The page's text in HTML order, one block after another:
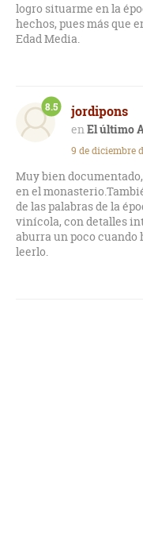
logro situarme en la
hechos, pues más que
Edad Media.
jordipons
El último
8.5
9 de diciembre
Muy bien
en el
de las palabras de la
vinícola, con detalles
aburra un poco cuando
leerlo.